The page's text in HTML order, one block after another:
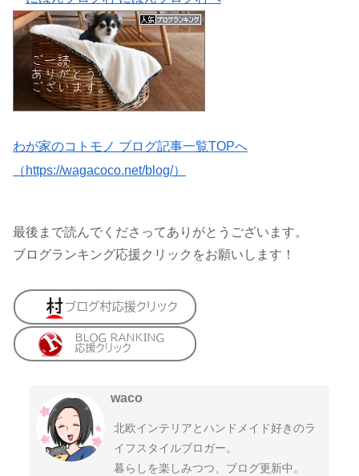
わが家のコトモノ ブログ記事一覧TOPへ
（https://wagacoco.net/blog/）
最後まで読んでくださってありがとうございます。
ブログランキング応援クリックをお願いします！
waco
北欧インテリアとハンドメイド好きのラ
イフスタイルブロガー。
暮らしを楽しみつつ、ブログ更新中。